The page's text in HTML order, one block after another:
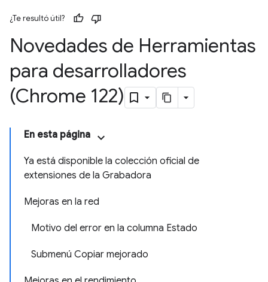
¿Te resultó útil?
Novedades de Herramientas
para desarrolladores
(Chrome 122)
En esta página
Ya está disponible la colección oficial de
extensiones de la Grabadora
Mejoras en la red
Motivo del error en la columna Estado
Submenú Copiar mejorado